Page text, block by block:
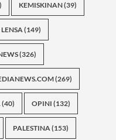
KEMISKINAN(39)
LENSA(149)
(326)
(269)
(40) OPINI (132)
PALESTINA(153)